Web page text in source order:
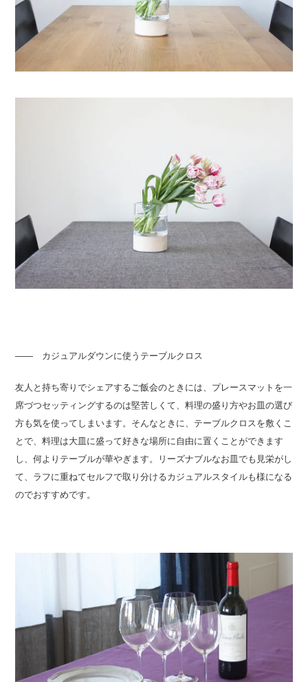
―― カジュアルダウンに使うテーブルクロス
友人と持ち寄りでシェアするご飯会のときには、プレースマットを一
席づつセッティングするのは堅苦しくて、料理の盛り方やお皿の選び
方も気を使ってしまいます。そんなときに、テーブルクロスを敷くこ
とで、料理は大皿に盛って好きな場所に自由に置くことができます
し、何よりテーブルが華やぎます。リーズナブルなお皿でも見栄がし
て、ラフに重ねてセルフで取り分けるカジュアルスタイルも様になる
のでおすすめです。